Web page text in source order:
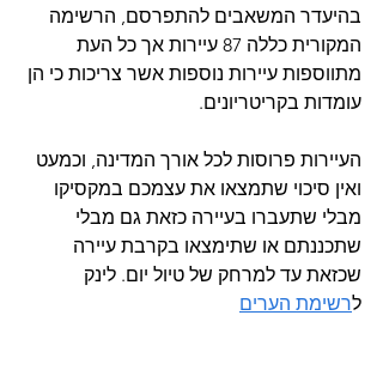
בהיעדר המשאבים להתפרסם, הרשימה
המקורית כללה 87 עיירות אך כל העת
מתווספות עיירות נוספות אשר צריכות כי הן
עומדות בקריטריונים.
העיירות פרוסות לכל אורך המדינה, וכמעט
ואין סיכוי שתמצאו את עצמכם במקסיקו
מבלי שתעברו בעיירה כזאת גם מבלי
שתכננתם או שתימצאו בקרבת עיירה
שכזאת עד למרחק של טיול יום. לינק
לרשימת הערים